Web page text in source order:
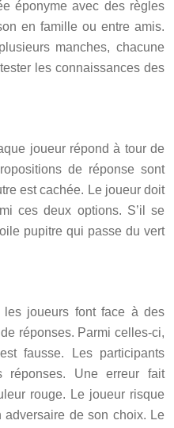
éponyme avec des règles
en famille ou entre amis.
manches, chacune
les connaissances des
joueur répond à tour de
de réponse sont
est cachée. Le joueur doit
ces deux options. S’il se
pupitre qui passe du vert
les joueurs font face à des
réponses. Parmi celles-ci,
fausse. Les participants
réponses. Une erreur fait
rouge. Le joueur risque
adversaire de son choix. Le